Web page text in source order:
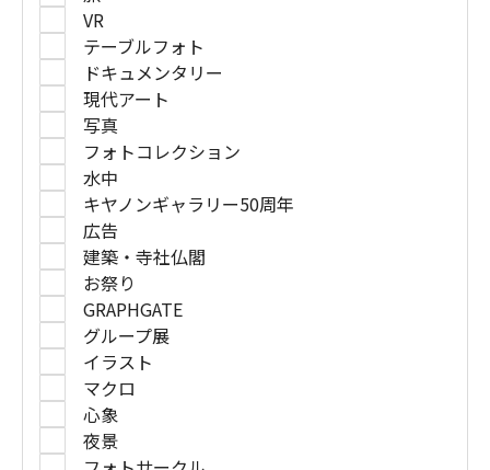
VR
テーブルフォト
ドキュメンタリー
現代アート
写真
フォトコレクション
水中
キヤノンギャラリー50周年
広告
建築・寺社仏閣
お祭り
GRAPHGATE
グループ展
イラスト
マクロ
心象
夜景